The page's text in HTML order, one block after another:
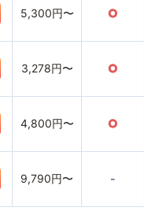
5,300円〜 ○
3,278円〜 ○
4,800円〜 ○
9,790円〜 -